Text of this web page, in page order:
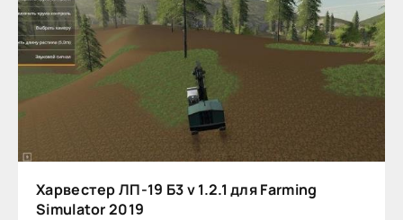
Харвестер ЛП-19 Б3 v 1.2.1 для Farming
Simulator 2019